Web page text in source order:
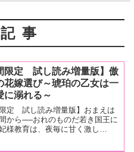
事
限定 試し読み増量版】傲
花嫁選び～琥珀の乙女は一
に溺れる～
限定 試し読み増量版】おまえは
から──おれのものだ若き国王に
様教育は、夜毎に甘く激し